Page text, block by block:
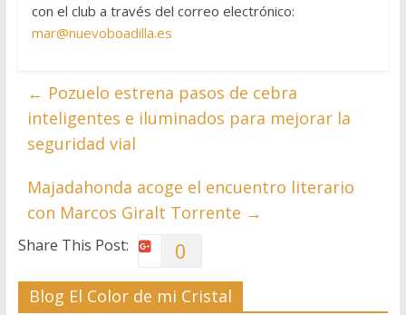
con el club a través del correo electrónico:
mar@nuevoboadilla.es
← Pozuelo estrena pasos de cebra
inteligentes e iluminados para mejorar la
seguridad vial
Majadahonda acoge el encuentro literario
con Marcos Giralt Torrente →
Share This Post: 0
Blog El Color de mi Cristal